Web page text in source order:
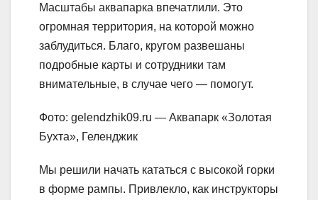
Масштабы аквапарка впечатлили. Это
огромная территория, на которой можно
заблудиться. Благо, кругом развешаны
подробные карты и сотрудники там
внимательные, в случае чего — помогут.
Фото: gelendzhik09.ru — Аквапарк «Золотая
Бухта», Геленджик
Мы решили начать кататься с высокой горки
в форме рампы. Привлекло, как инструкторы